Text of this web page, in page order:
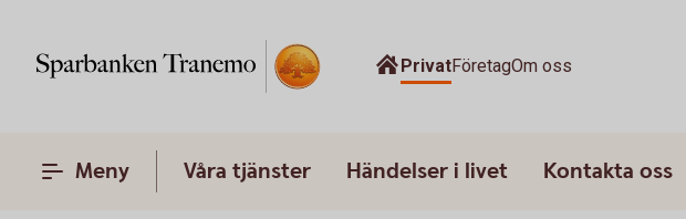
PrivatFöretagOm oss
Meny Våra tjänster Händelser i livet Kontakta oss